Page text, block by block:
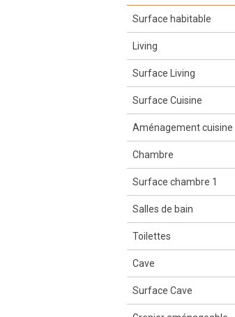
Surface habitable
Living
Surface Living
Surface Cuisine
Aménagement cuisine
Chambre
Surface chambre 1
Salles de bain
Toilettes
Cave
Surface Cave